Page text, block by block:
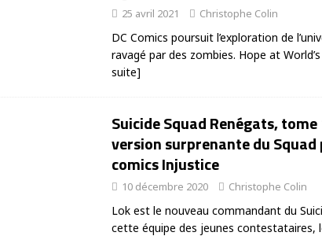
25 avril 2021 Christophe Colin
DC Comics poursuit l’exploration de
ravagé par des zombies. Hope at
suite]
Suicide Squad Renégats,
version surprenante du
comics Injustice
10 décembre 2020 Christophe Colin
Lok est le nouveau commandant du
cette équipe des jeunes contestataires,